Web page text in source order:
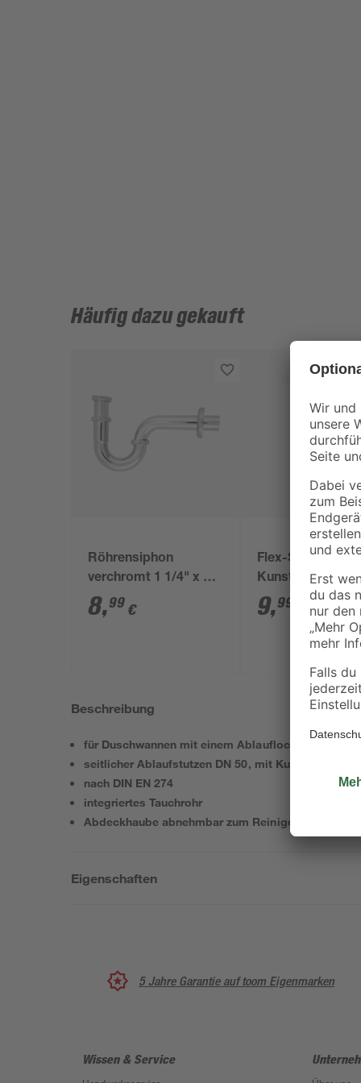
Häufig dazu gekauft
Röhrensiphon
verchromt 1 1/4" x 32
mm
8,99 €
Flex-Siphon
Kunststoff weiß
x 40/50 mm
9,99
Beschreibung
für Duschwannen mit einem Ablaufloch von
seitlicher Ablaufstutzen DN 50, mit Kugelgelenk
nach DIN EN 274
integriertes Tauchrohr
Abdeckhaube abnehmbar zum Reinigen
Eigenschaften
5 Jahre Garantie auf toom Eigenmarken
Wissen & Service